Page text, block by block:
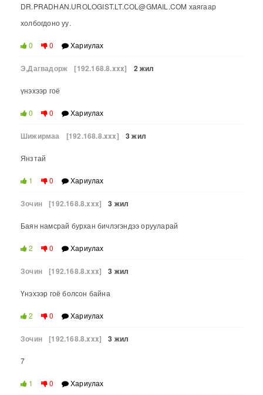
DR.PRADHAN.UROLOGIST.LT.COL@GMAIL.COM хаягаар
холбогдоно уу.
0 0 Хариулах
Э,Дагвадорж [192.168.8.xxx] 2 жил
үнэхээр гоё
0 0 Хариулах
Шижирмаа [192.168.8.xxx] 3 жил
Янзтай
1 0 Хариулах
Зочин [192.168.8.xxx] 3 жил
Баян намсрай бурхан бичлэгэндээ орууларай
2 0 Хариулах
Зочин [192.168.8.xxx] 3 жил
Үнэхээр гоё болсон байна
2 0 Хариулах
Зочин [192.168.8.xxx] 3 жил
7
1 0 Хариулах